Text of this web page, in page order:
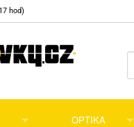
hod)
OPTIKA